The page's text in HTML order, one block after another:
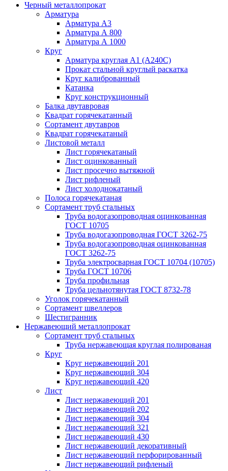
Черный металлопрокат
Арматура
Арматура А3
Арматура А 800
Арматура А 1000
Круг
Арматура круглая А1 (А240C)
Прокат стальной круглый раскатка
Круг калиброванный
Катанка
Круг конструкционный
Балка двутавровая
Квадрат горячекатанный
Сортамент двутавров
Квадрат горячекатаный
Листовой металл
Лист горячекатаный
Лист оцинкованный
Лист просечно вытяжной
Лист рифленый
Лист холоднокатаный
Полоса горячекатаная
Сортамент труб стальных
Труба водогазопроводная оцинкованная
ГОСТ 10705
Труба водогазопроводная ГОСТ 3262-75
Труба водогазопроводная оцинкованная
ГОСТ 3262-75
Труба электросварная ГОСТ 10704 (10705)
Труба ГОСТ 10706
Труба профильная
Труба цельнотянутая ГОСТ 8732-78
Уголок горячекатанный
Сортамент швеллеров
Шестигранник
Нержавеющий металлопрокат
Сортамент труб стальных
Труба нержавеющая круглая полированая
Круг
Круг нержавеющий 201
Круг нержавеющий 304
Круг нержавеющий 420
Лист
Лист нержавеющий 201
Лист нержавеющий 202
Лист нержавеющий 304
Лист нержавеющий 321
Лист нержавеющий 430
Лист нержавеющий декоративный
Лист нержавеющий перфорированный
Лист нержавеющий рифленый